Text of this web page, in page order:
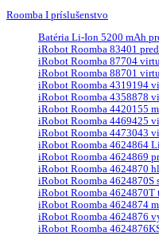
Roomba I príslušenstvo
Batéria Li-Ion 5200 mAh
iRobot Roomba 83401
iRobot Roomba 87704
iRobot Roomba 88701
iRobot Roomba 4319194
iRobot Roomba 4358878
iRobot Roomba 4420155
iRobot Roomba 4469425
iRobot Roomba 4473043
iRobot Roomba 4624864
iRobot Roomba 4624869
iRobot Roomba 4624870
iRobot Roomba 4624870S
iRobot Roomba 4624870T
iRobot Roomba 4624874
iRobot Roomba 4624876
iRobot Roomba